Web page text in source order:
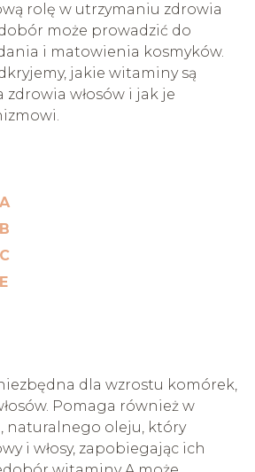
rolę w utrzymaniu zdrowia
może prowadzić do
i matowienia kosmyków.
jakie witaminy są
zdrowia włosów i jak je
dla wzrostu komórek,
Pomaga również w
naturalnego oleju, który
i włosy, zapobiegając ich